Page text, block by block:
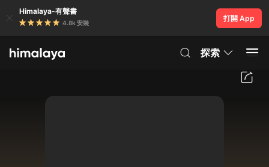
Himalaya-有聲書
4.8k 安裝
打開 App
探索